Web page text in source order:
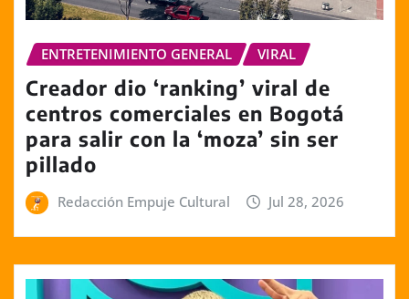
ENTRETENIMIENTO GENERAL VIRAL
Creador dio ‘ranking’ viral de
centros comerciales en Bogotá
para salir con la ‘moza’ sin ser
pillado
Redacción Empuje Cultural Jul 28, 2026